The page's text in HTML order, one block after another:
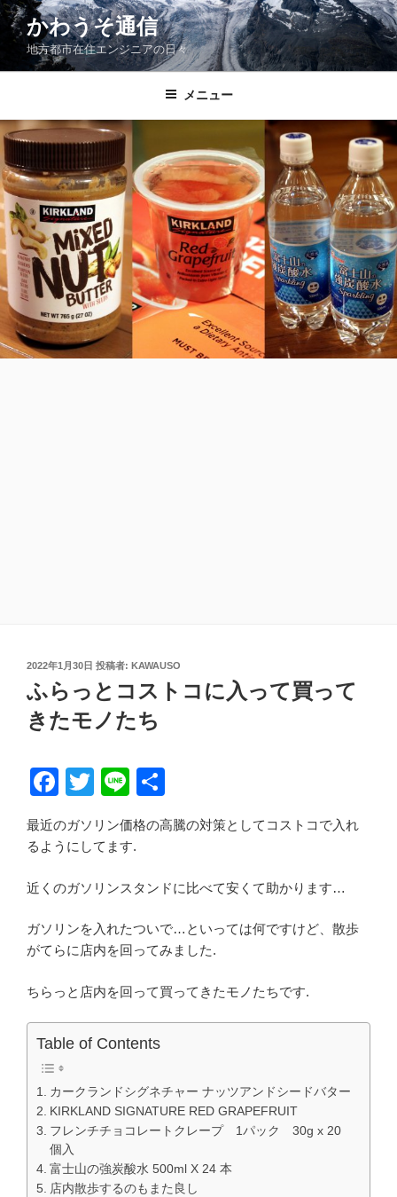
コ
ン
ン
ス
キ
ッ
プ
かわうそ通信
地方都市在住エンジニアの日々
メニュー
投
稿
日:
2022年1月30日 投稿者: KAWAUSO
ふらっとコストコに入って買って
きたモノたち
F
c
b
o
o
k
T
tt
Li
n
e
有
最近のガソリン価格の高騰の対策としてコストコで入れ
るようにしてます.
近くのガソリンスタンドに比べて安くて助かります…
ガソリンを入れたついで…といっては何ですけど、散歩
がてらに店内を回ってみました.
ちらっと店内を回って買ってきたモノたちです.
Table of Contents
カークランドシグネチャー ナッツアンドシードバター
KIRKLAND SIGNATURE RED GRAPEFRUIT
フレンチチョコレートクレープ 1パック 30g x 20
個入
富士山の強炭酸水 500ml X 24 本
店内散歩するのもまた良し